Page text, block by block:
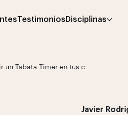
Testimonios Disciplinas
un Tabata Timer en tus c...
Javier